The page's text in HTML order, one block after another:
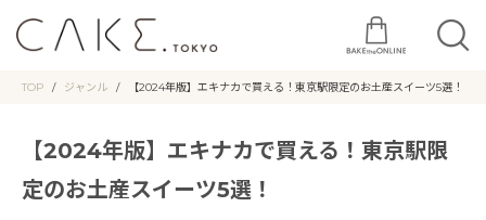
TOP ジャンル 【2024年版】エキナカで買える！東京駅限定のお土産スイーツ5選！
【2024年版】エキナカで買える！東京駅限
定のお土産スイーツ5選！